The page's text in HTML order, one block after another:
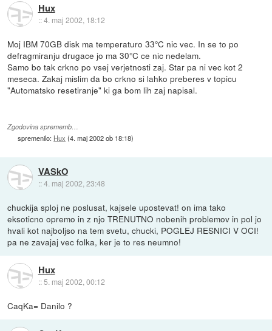
Hux
::4. maj 2002, 18:12
Moj IBM 70GB disk ma temperaturo 33°C nic vec. In se to po
defragmiranju drugace jo ma 30°C ce nic nedelam.
Samo bo tak crkno po vsej verjetnosti zaj. Star pa ni vec kot 2
meseca. Zakaj mislim da bo crkno si lahko preberes v topicu
"Automatsko resetiranje" ki ga bom lih zaj napisal.
Zgodovina sprememb…
spremenilo: Hux (4. maj 2002 ob 18:18)
VASkO
::4. maj 2002, 23:48
chuckija sploj ne poslusat, kajsele upostevat! on ima tako
eksoticno opremo in z njo TRENUTNO nobenih problemov in pol jo
hvali kot najboljso na tem svetu, chucki, POGLEJ RESNICI V OCI!
pa ne zavajaj vec folka, ker je to res neumno!
Hux
::5. maj 2002, 00:12
CaqKa= Danilo ?